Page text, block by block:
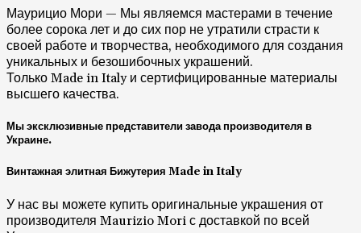
Маурицио Мори — Мы являемся мастерами в течение
более сорока лет и до сих пор не утратили страсти к
своей работе и творчества, необходимого для создания
уникальных и безошибочных украшений.
Только Made in Italy и сертифицированные материалы
высшего качества.
Мы эксклюзивные представители завода производителя в
Украине.
Винтажная элитная Бижутерия Made in Italy
У нас вы можете купить оригинальные украшения от
производителя Maurizio Mori с доставкой по всей